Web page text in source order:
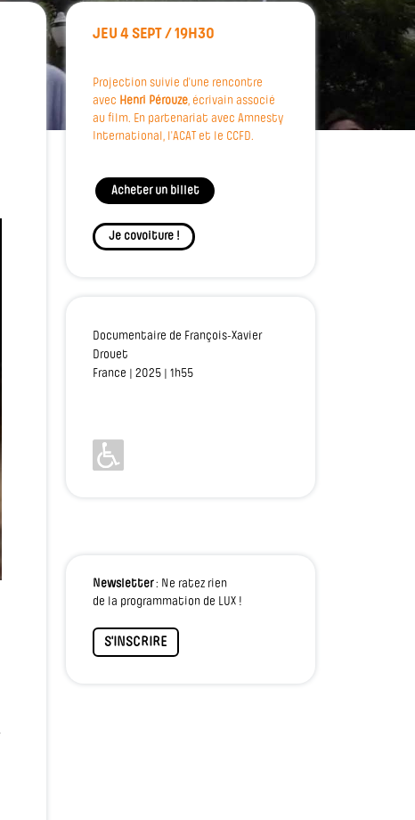
JEU 4 SEPT / 19H30
Projection suivie d’une rencontre
avec Henri Pérouze, écrivain associé
au film. En partenariat avec Amnesty
International, l'ACAT et le CCFD.
Acheter un billet
Je covoiture !
Documentaire de François-Xavier
Drouet
France | 2025 | 1h55
Newsletter: Ne ratez rien
de la programmation de LUX !
S'INSCRIRE